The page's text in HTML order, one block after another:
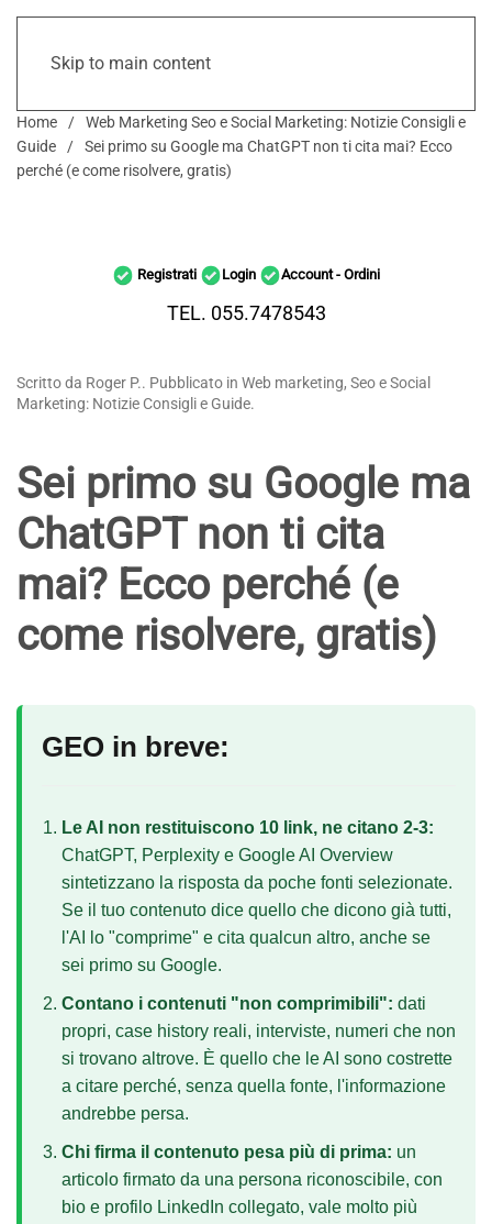
Skip to main content
Home
Web Marketing Seo e Social Marketing: Notizie Consigli e
Guide
Sei primo su Google ma ChatGPT non ti cita mai? Ecco
perché (e come risolvere, gratis)
Registrati Login Account - Ordini
TEL. 055.7478543
Scritto da Roger P.. Pubblicato in Web marketing, Seo e Social
Marketing: Notizie Consigli e Guide.
Sei primo su Google ma
ChatGPT non ti cita
mai? Ecco perché (e
come risolvere, gratis)
GEO in breve:
Le AI non restituiscono 10 link, ne citano 2-3:
ChatGPT, Perplexity e Google AI Overview
sintetizzano la risposta da poche fonti selezionate.
Se il tuo contenuto dice quello che dicono già tutti,
l'AI lo "comprime" e cita qualcun altro, anche se
sei primo su Google.
Contano i contenuti "non comprimibili": dati
propri, case history reali, interviste, numeri che non
si trovano altrove. È quello che le AI sono costrette
a citare perché, senza quella fonte, l'informazione
andrebbe persa.
Chi firma il contenuto pesa più di prima: un
articolo firmato da una persona riconoscibile, con
bio e profilo LinkedIn collegato, vale molto più